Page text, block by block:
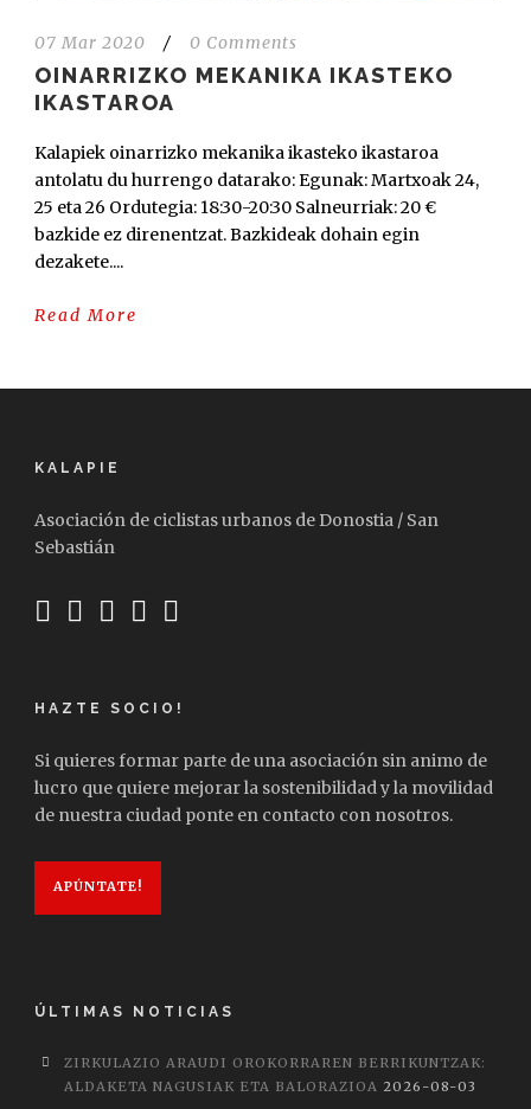
07 Mar 2020 / 0 Comments
OINARRIZKO MEKANIKA IKASTEKO
IKASTAROA
Kalapiek oinarrizko mekanika ikasteko ikastaroa
antolatu du hurrengo datarako: Egunak: Martxoak 24,
25 eta 26 Ordutegia: 18:30-20:30 Salneurriak: 20 €
bazkide ez direnentzat. Bazkideak dohain egin
dezakete....
Read More
KALAPIE
Asociación de ciclistas urbanos de Donostia / San
Sebastián
HAZTE SOCIO!
Si quieres formar parte de una asociación sin animo de
lucro que quiere mejorar la sostenibilidad y la movilidad
de nuestra ciudad ponte en contacto con nosotros.
APÚNTATE!
ÚLTIMAS NOTICIAS
ZIRKULAZIO ARAUDI OROKORRAREN BERRIKUNTZAK:
ALDAKETA NAGUSIAK ETA BALORAZIOA 2026-08-03